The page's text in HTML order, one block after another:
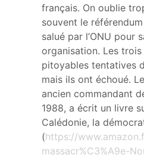
français. On oublie
souvent le
salué par l’ONU pour
organisation. Les trois
pitoyables tentatives
mais ils ont échoué.
ancien commandant
1988, a écrit un livre
Calédonie, la
(https://
massacr%C3%A9e-